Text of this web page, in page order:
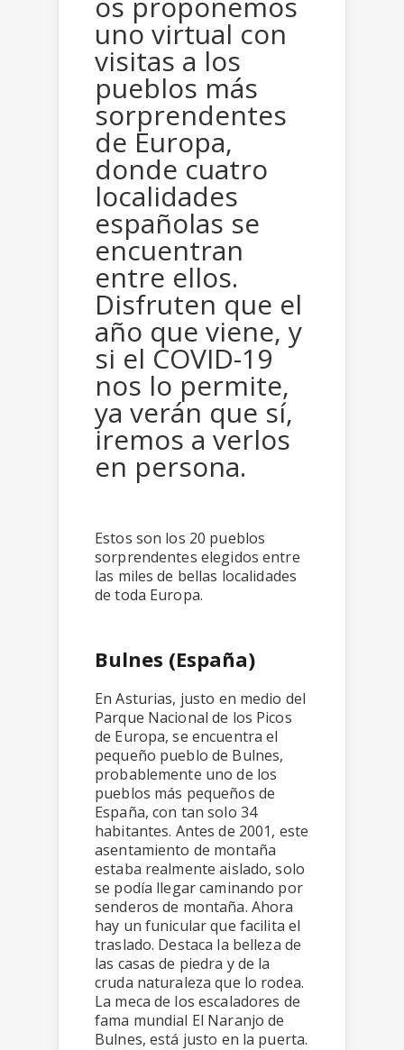
uno virtual con
visitas a los
pueblos más
sorprendentes
de Europa,
donde cuatro
localidades
españolas se
encuentran
entre ellos.
Disfruten que el
año que viene, y
si el COVID-19
nos lo permite,
ya verán que sí,
iremos a verlos
en persona.
Estos son los 20 pueblos
sorprendentes elegidos entre
las miles de bellas localidades
de toda Europa.
Bulnes (España)
En Asturias, justo en medio del
Parque Nacional de los Picos
de Europa, se encuentra el
pequeño pueblo de Bulnes,
probablemente uno de los
pueblos más pequeños de
España, con tan solo 34
habitantes. Antes de 2001, este
asentamiento de montaña
estaba realmente aislado, solo
se podía llegar caminando por
senderos de montaña. Ahora
hay un funicular que facilita el
traslado. Destaca la belleza de
las casas de piedra y de la
cruda naturaleza que lo rodea.
La meca de los escaladores de
fama mundial El Naranjo de
Bulnes, está justo en la puerta.